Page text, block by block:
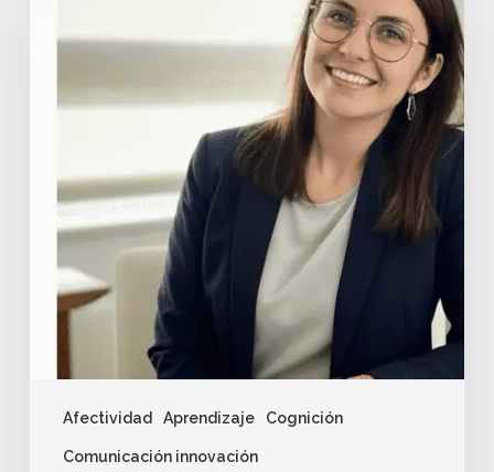
Afectividad Aprendizaje Cognición
Comunicación innovación